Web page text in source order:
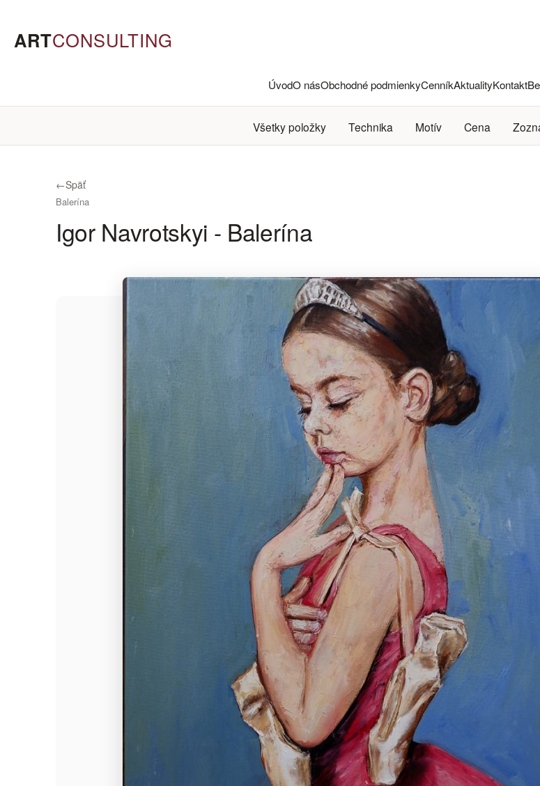
ARTCONSULTING
ÚvodO násObchodné podmienkyCenníkAktualityKontakt
Všetky položky Technika Motív Cena
←Späť
Balerína
Igor Navrotskyi - Balerína